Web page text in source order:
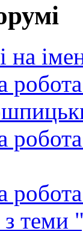
на
теми